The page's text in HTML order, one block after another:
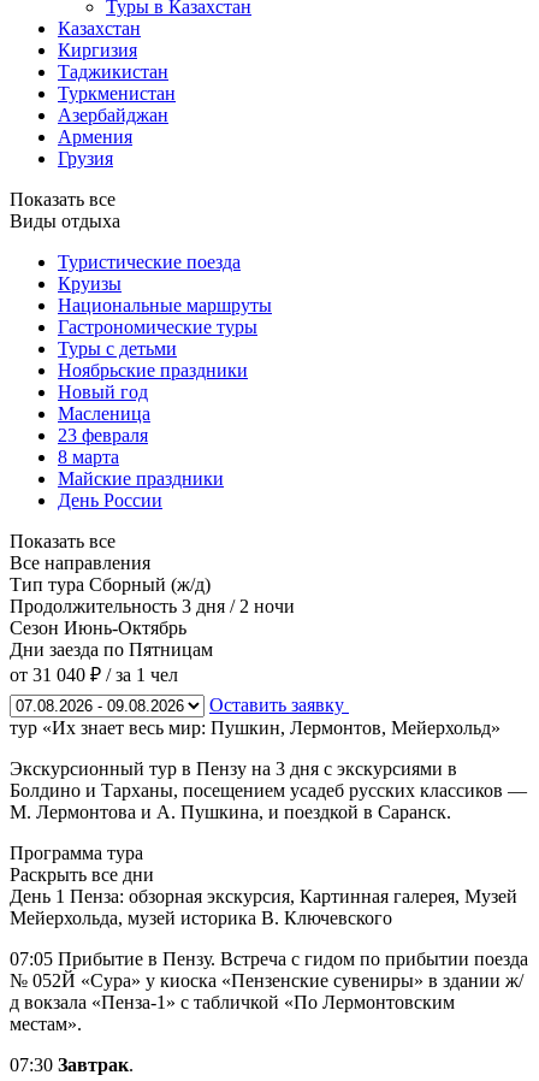
Туры в Казахстан
Казахстан
Киргизия
Таджикистан
Туркменистан
Азербайджан
Армения
Грузия
Показать все
Виды отдыха
Туристические поезда
Круизы
Национальные маршруты
Гастрономические туры
Туры с детьми
Ноябрьские праздники
Новый год
Масленица
23 февраля
8 марта
Майские праздники
День России
Показать все
Все направления
Тип тура Сборный (ж/д)
Продолжительность 3 дня / 2 ночи
Сезон Июнь-Октябрь
Дни заезда по Пятницам
от 31 040 ₽ / за 1 чел
Оставить заявку
тур «Их знает весь мир: Пушкин, Лермонтов, Мейерхольд»
Экскурсионный тур в Пензу на 3 дня с экскурсиями в
Болдино и Тарханы, посещением усадеб русских классиков —
М. Лермонтова и А. Пушкина, и поездкой в Саранск.
Программа тура
Раскрыть все дни
День 1 Пенза: обзорная экскурсия, Картинная галерея, Музей
Мейерхольда, музей историка В. Ключевского
07:05 Прибытие в Пензу. Встреча с гидом по прибытии поезда
№ 052Й «Сура» у киоска «Пензенские сувениры» в здании ж/
д вокзала «Пенза-1» с табличкой «По Лермонтовским
местам».
07:30 Завтрак.